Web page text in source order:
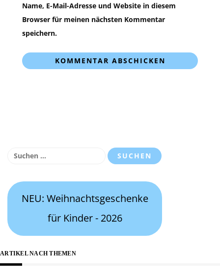
Name, E-Mail-Adresse und Website in diesem
Browser für meinen nächsten Kommentar
speichern.
Suchen
NEU: Weihnachtsgeschenke
für Kinder - 2026
ARTIKEL NACH THEMEN